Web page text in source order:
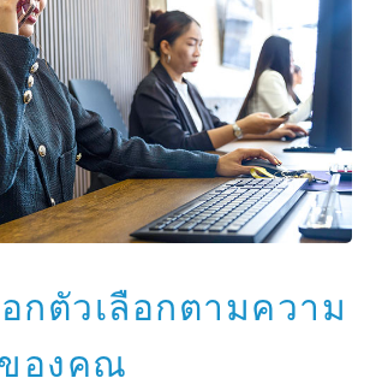
อกตัวเลือกตามความ
องคุณ